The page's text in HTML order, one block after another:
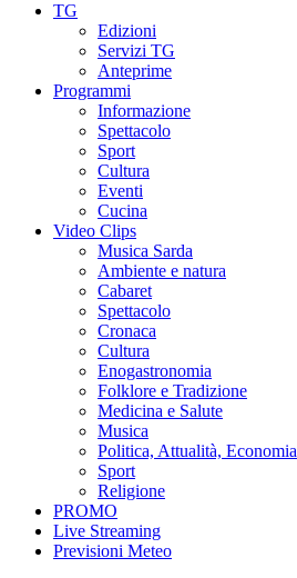
TG
Edizioni
Servizi TG
Anteprime
Programmi
Informazione
Spettacolo
Sport
Cultura
Eventi
Cucina
Video Clips
Musica Sarda
Ambiente e natura
Cabaret
Spettacolo
Cronaca
Cultura
Enogastronomia
Folklore e Tradizione
Medicina e Salute
Musica
Politica, Attualità, Economia
Sport
Religione
PROMO
Live Streaming
Previsioni Meteo